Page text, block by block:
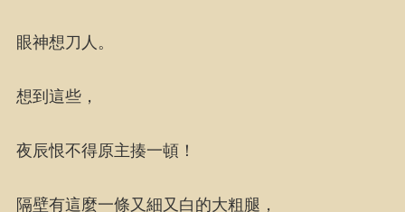
眼神想刀人。
想到這些，
夜辰恨不得原主揍一頓！
隔壁有這麼一條又細又白的大粗腿，